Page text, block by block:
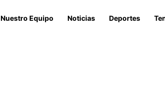
Nuestro Equipo Noticias Deportes